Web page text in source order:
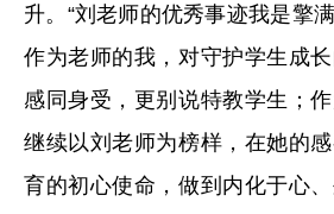
升。“刘老师的优秀事迹我是擎
作为老师的我，对守护学生成
感同身受，更别说特教学生；
继续以刘老师为榜样，在她的
育的初心使命，做到内化于心、